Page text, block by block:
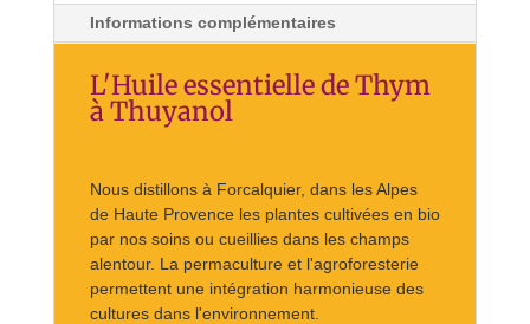
thuyanolInformations complémentaires
L'Huile essentielle de Thym
à Thuyanol
Nous distillons à Forcalquier, dans les Alpes
de Haute Provence les plantes cultivées en bio
par nos soins ou cueillies dans les champs
alentour. La permaculture et l'agroforesterie
permettent une intégration harmonieuse des
cultures dans l'environnement.